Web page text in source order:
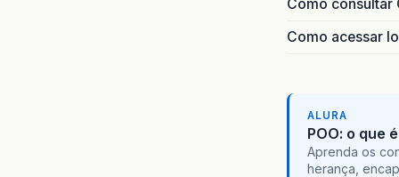
Como consultar
Como acessar
ALURA
POO: o que
Aprenda os
herança,